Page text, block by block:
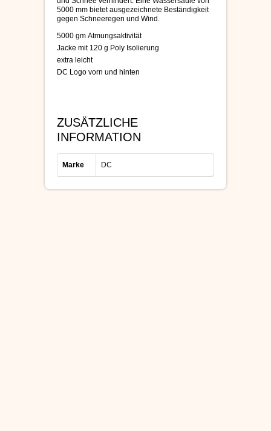
5000 mm bietet ausgezeichnete Beständigkeit
gegen Schneeregen und Wind.
5000 gm Atmungsaktivität
Jacke mit 120 g Poly Isolierung
extra leicht
DC Logo vorn und hinten
ZUSÄTZLICHE
INFORMATION
Marke DC